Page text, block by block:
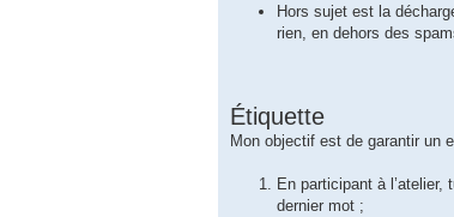
Hors sujet est la
rien, en dehors des
Étiquette
Mon objectif est de garantir un
En participant à
dernier mot ;